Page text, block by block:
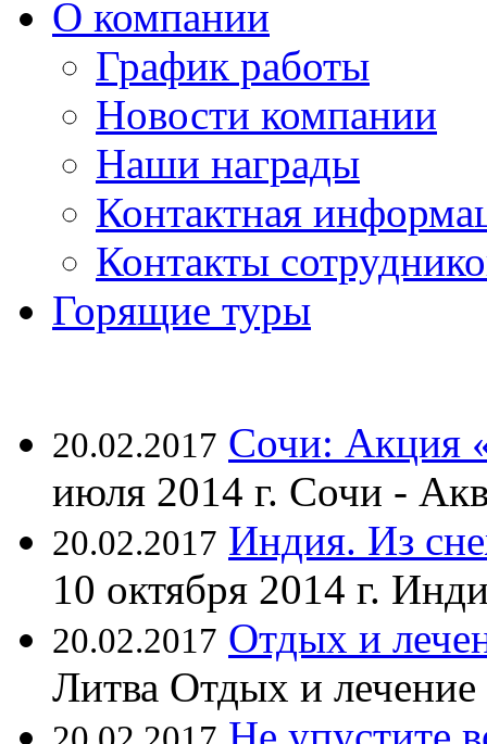
О компании
График работы
Новости компании
Наши награды
Контактная
Контакты
Горящие туры
20.02.2017 Сочи: Акция
июля 2014 г. Сочи -
20.02.2017 Индия. Из
10 октября 2014 г.
20.02.2017 Отдых и
Литва Отдых и лечение